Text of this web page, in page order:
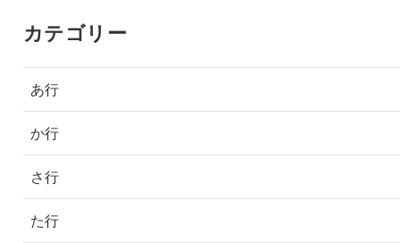
カテゴリー
あ行
か行
さ行
た行